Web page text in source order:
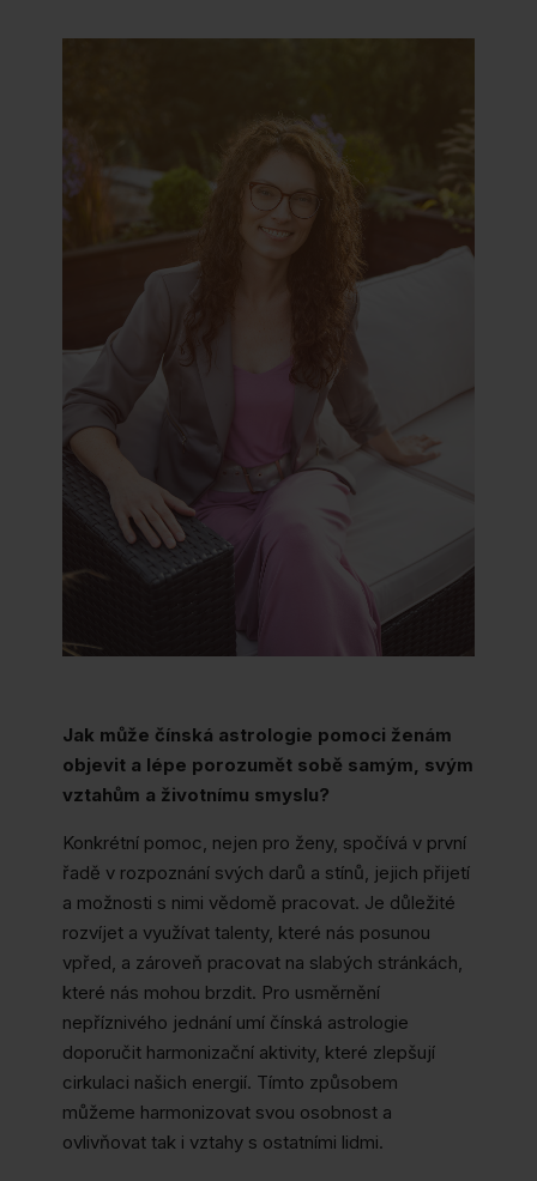
Jak může čínská astrologie pomoci ženám
objevit a lépe porozumět sobě samým, svým
vztahům a životnímu smyslu?
Konkrétní pomoc, nejen pro ženy, spočívá v první
řadě v rozpoznání svých darů a stínů, jejich přijetí
a možnosti s nimi vědomě pracovat. Je důležité
rozvíjet a využívat talenty, které nás posunou
vpřed, a zároveň pracovat na slabých stránkách,
které nás mohou brzdit. Pro usměrnění
nepříznivého jednání umí čínská astrologie
doporučit harmonizační aktivity, které zlepšují
cirkulaci našich energií. Tímto způsobem
můžeme harmonizovat svou osobnost a
ovlivňovat tak i vztahy s ostatními lidmi.